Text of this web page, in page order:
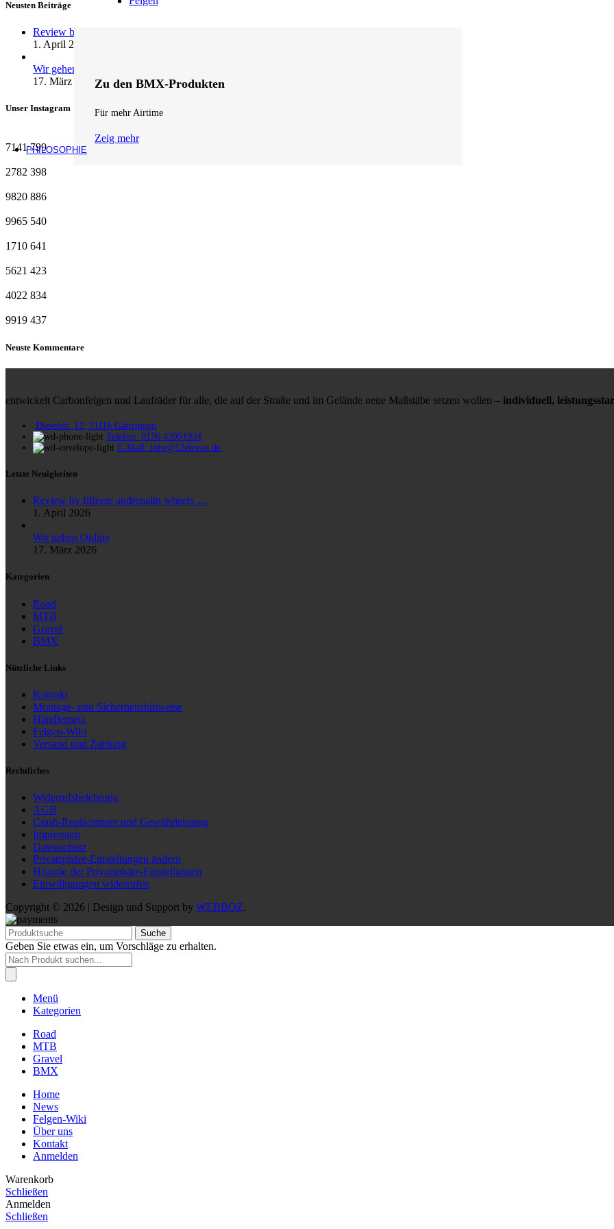
Zu den BMX-Produkten
Für mehr Airtime
Zeig mehr
PHILOSOPHIE
Neusten Beiträge
Review by fifteen: andrenalin wheels …
1. April 2026
Wir gehen Online
17. März 2026 1 Kommentar
Unser Instagram
7141 799
2782 398
9820 886
9965 540
1710 641
5621 423
4022 834
9919 437
Neuste Kommentare
entwickelt Carbonfelgen und Laufräder für alle, die auf der Straße und im Gelände neue Maßstäbe setzen wollen – individuell,
Dieselstr. 12, 71116 Gärtringen
Telefon: 0176 43951934
E-Mail: info@12eleven.de
Letzte Neuigkeiten
Review by fifteen: andrenalin wheels …
1. April 2026
Wir gehen Online
17. März 2026
Kategorien
Road
MTB
Gravel
BMX
Nützliche Links
Kontakt
Montage- und Sicherheitshinweise
Händlernetz
Felgen-Wiki
Versand und Zahlung
Rechtliches
Widerrufsbelehrung
AGB
Crash-Replacement und Gewährleistung
Impressum
Datenschutz
Privatsphäre-Einstellungen ändern
Historie der Privatsphäre-Einstellungen
Einwilligungen widerrufen
Copyright © 2026 | Design und Support by WEBBOZ.
Suche
Geben Sie etwas ein, um Vorschläge zu erhalten.
Products
search
Menü
Kategorien
Road
MTB
Gravel
BMX
Home
News
Felgen-Wiki
Über uns
Kontakt
Anmelden
Warenkorb
Schließen
Anmelden
Schließen